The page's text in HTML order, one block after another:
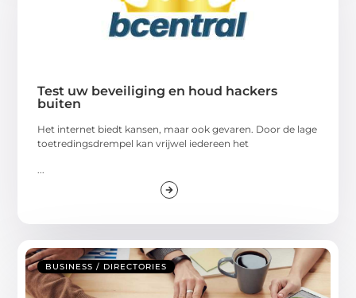
Test uw beveiliging en houd hackers
buiten
Het internet biedt kansen, maar ook gevaren. Door de lage
toetredingsdrempel kan vrijwel iedereen het
BUSINESS / DIRECTORIES